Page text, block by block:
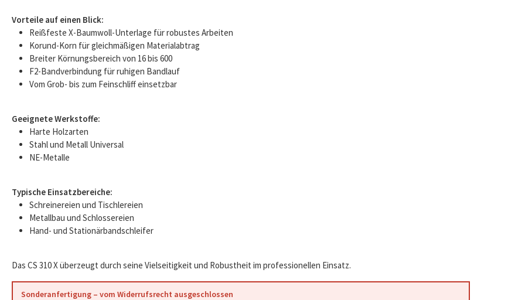
Vorteile auf einen Blick:
Reißfeste X-Baumwoll-Unterlage für robustes Arbeiten
Korund-Korn für gleichmäßigen Materialabtrag
Breiter Körnungsbereich von 16 bis 600
F2-Bandverbindung für ruhigen Bandlauf
Vom Grob- bis zum Feinschliff einsetzbar
Geeignete Werkstoffe:
Harte Holzarten
Stahl und Metall Universal
NE-Metalle
Typische Einsatzbereiche:
Schreinereien und Tischlereien
Metallbau und Schlossereien
Hand- und Stationärbandschleifer
Das CS 310 X überzeugt durch seine Vielseitigkeit und Robustheit im professionellen Einsatz.
Sonderanfertigung – vom Widerrufsrecht ausgeschlossen